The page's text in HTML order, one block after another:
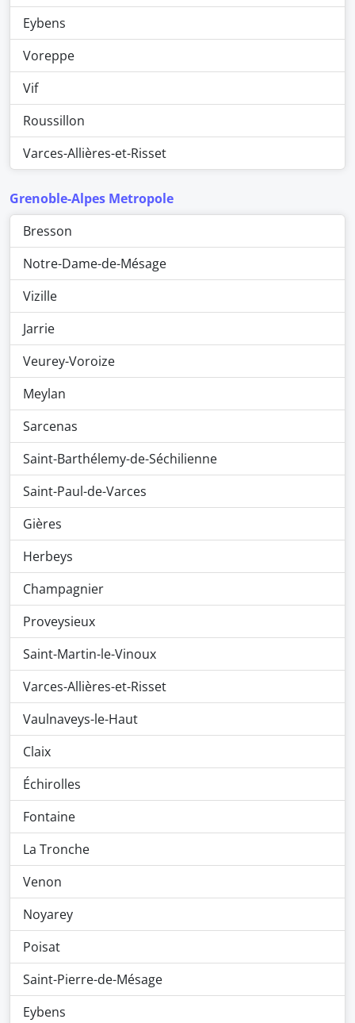
Eybens
Voreppe
Vif
Roussillon
Varces-Allières-et-Risset
Grenoble-Alpes Metropole
Bresson
Notre-Dame-de-Mésage
Vizille
Jarrie
Veurey-Voroize
Meylan
Sarcenas
Saint-Barthélemy-de-Séchilienne
Saint-Paul-de-Varces
Gières
Herbeys
Champagnier
Proveysieux
Saint-Martin-le-Vinoux
Varces-Allières-et-Risset
Vaulnaveys-le-Haut
Claix
Échirolles
Fontaine
La Tronche
Venon
Noyarey
Poisat
Saint-Pierre-de-Mésage
Eybens